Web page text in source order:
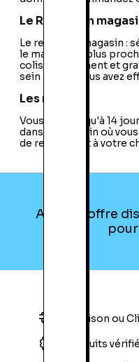
Le Retrait en
Le retrait en magasin :
le magasin le plus
colis directement et
sein duquel vous avez
Les retours
Vous avez jusqu'à 14
dans le magasin où
de retour sont à votre
Aucune offre
Livraison ou
Produits